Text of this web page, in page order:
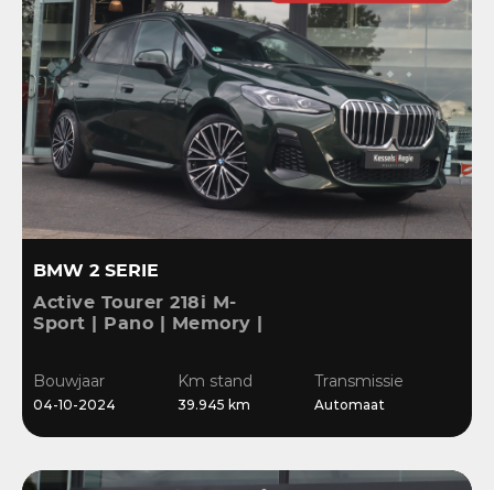
BMW 2 SERIE
Active Tourer 218i M-
Sport | Pano | Memory |
Massage |
Stuur/Stoelverwarming |
Bouwjaar
04-10-2024
Km stand
39.945 km
Transmissie
Automaat